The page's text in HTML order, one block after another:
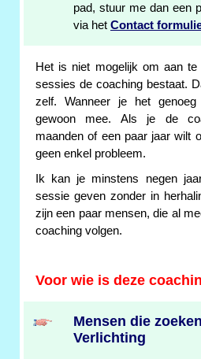
pad, stuur me dan een
via het Contact
Het is niet mogelijk om aan te
sessies de coaching bestaat.
zelf. Wanneer je het
gewoon mee. Als je de
maanden of een paar jaar wilt
geen enkel probleem.
Ik kan je minstens negen
sessie geven zonder in
zijn een paar mensen, die al
coaching volgen.
Voor wie is deze
Mensen die
Verlichting